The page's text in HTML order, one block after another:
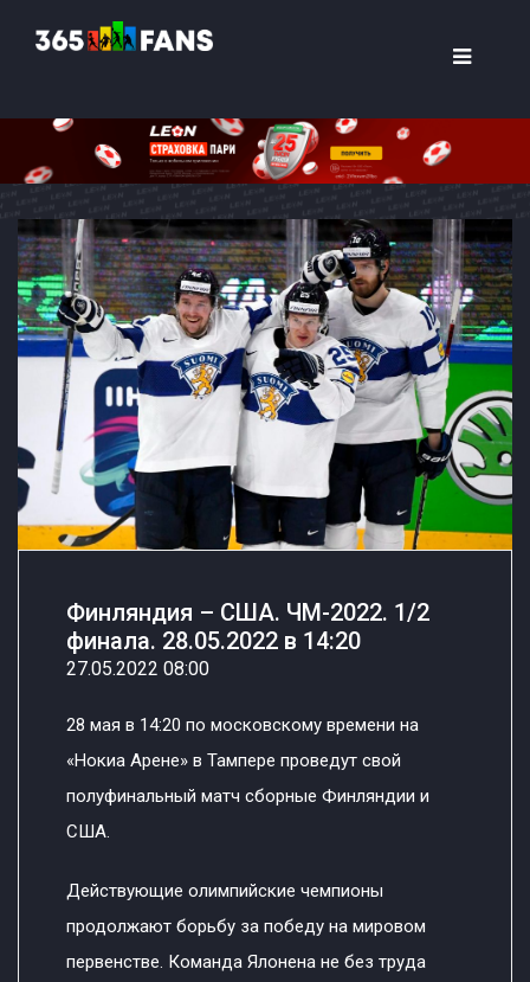
Финляндия – США. ЧМ-2022. 1/2
финала. 28.05.2022 в 14:20
27.05.2022 08:00
28 мая в 14:20 по московскому времени на
«Нокиа Арене» в Тампере проведут свой
полуфинальный матч сборные Финляндии и
США.
Действующие олимпийские чемпионы
продолжают борьбу за победу на мировом
первенстве. Команда Ялонена не без труда